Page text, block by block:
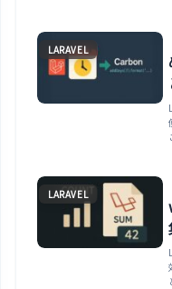
LARAVEL
LARAVEL